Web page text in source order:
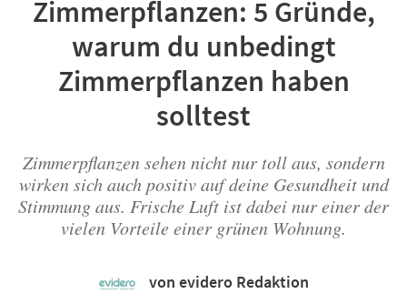
Zimmerpflanzen: 5 Gründe,
warum du unbedingt
Zimmerpflanzen haben
solltest
Zimmerpflanzen sehen nicht nur toll aus, sondern
wirken sich auch positiv auf deine Gesundheit und
Stimmung aus. Frische Luft ist dabei nur einer der
vielen Vorteile einer grünen Wohnung.
von evidero Redaktion